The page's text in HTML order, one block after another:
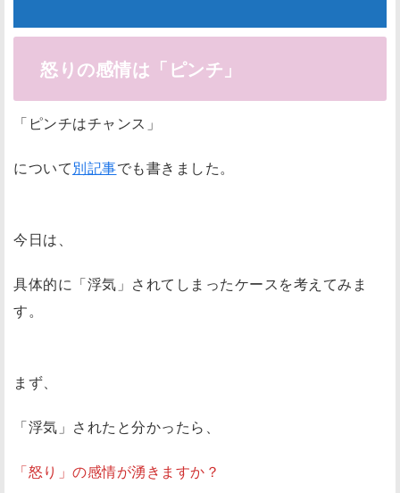
怒りの感情は「ピンチ」
「ピンチはチャンス」
について別記事でも書きました。
今日は、
具体的に「浮気」されてしまったケースを考えてみま
す。
まず、
「浮気」されたと分かったら、
「怒り」の感情が湧きますか？